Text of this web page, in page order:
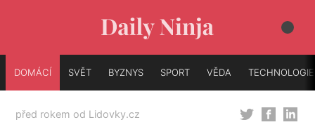
DOMÁCÍ SVĚT BYZNYS SPORT VĚDA TECHNOLOGIE
před rokem od Lidovky.cz